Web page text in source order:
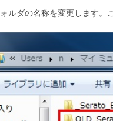
ォルダの名称を変更します。